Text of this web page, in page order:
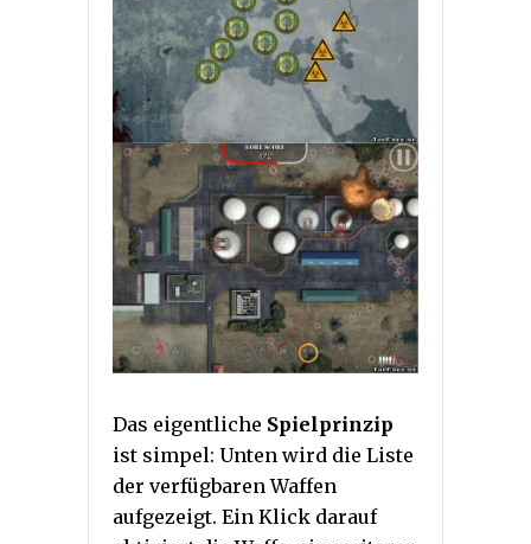
Das eigentliche Spielprinzip
ist simpel: Unten wird die Liste
der verfügbaren Waffen
aufgezeigt. Ein Klick darauf